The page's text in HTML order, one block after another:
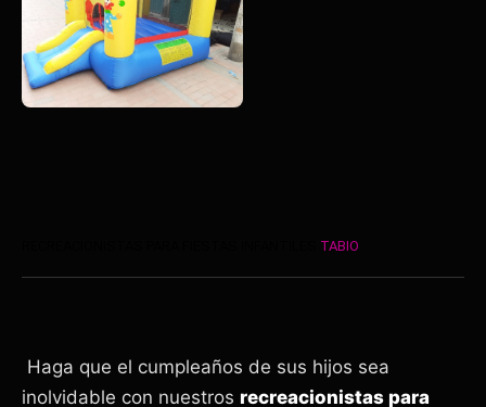
TABIO
Haga que el cumpleaños de sus hijos sea
inolvidable con nuestros recreacionistas para